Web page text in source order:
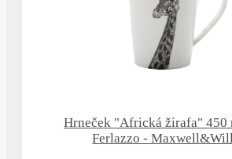
Hrneček "Africká žirafa" 450
Ferlazzo -